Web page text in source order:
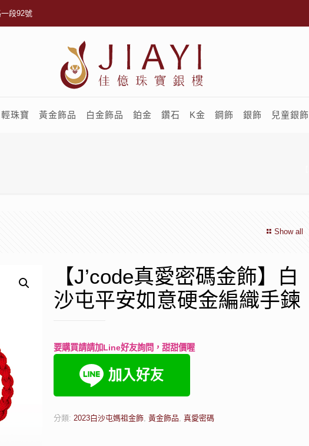
段92號
輕珠寶 黃金飾品 白金飾品 鉑金 鑽石 K金 鋼飾 銀飾 兒童銀飾
Show all
【J’code真愛密碼金飾】白
沙屯平安如意硬金編織手鍊
要購買請請加Line好友詢問，甜甜價喔
分類: 2023白沙屯媽祖金飾, 黃金飾品, 真愛密碼